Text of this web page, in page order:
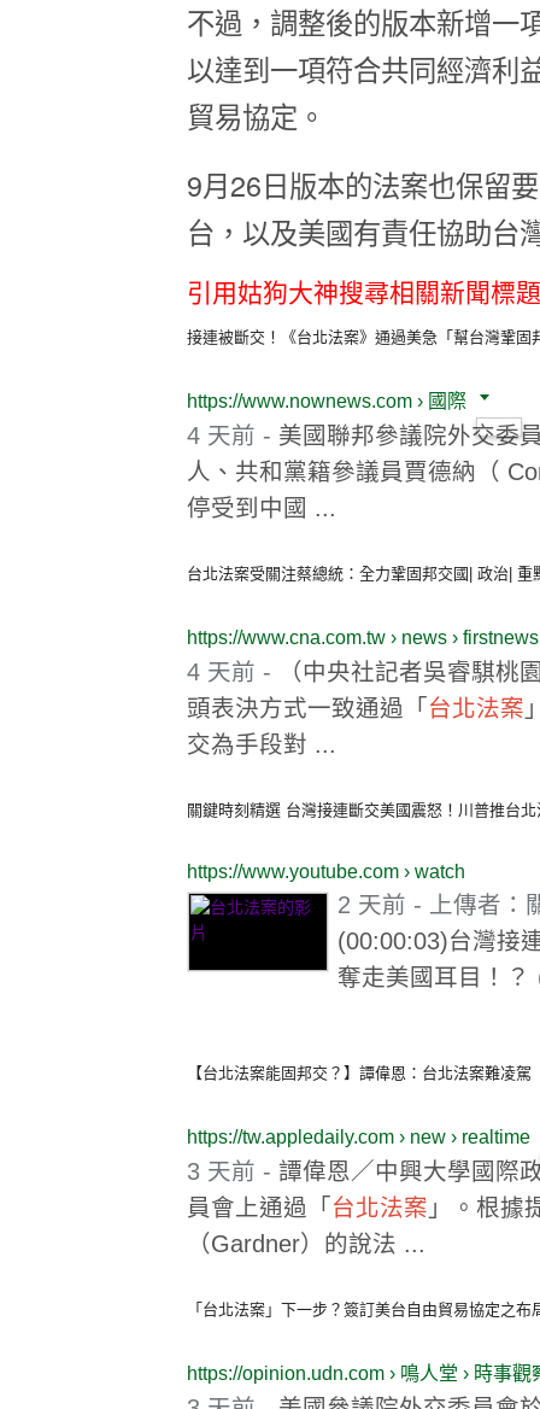
不過，調整後的版本新增一
以達到一項符合共同經濟利
貿易協定。
9月26日版本的法案也保留
台，以及美國有責任協助台
引用姑狗大神搜尋相關新聞標
接連被斷交！《台北法案》通過美急「幫台灣鞏固
https://www.nownews.com › 國際
4 天前 - 美國聯邦參議院外交委
人、共和黨籍參議員賈德納（
停受到中國 ...
台北法案受關注蔡總統：全力鞏固邦交國| 政治| 重
https://www.cna.com.tw › news › firstnews
4 天前 -
（中央社記者吳睿騏桃
頭表決方式一致通過「 台北法案
交為手段對 ...
關鍵時刻精選 台灣接連斷交美國震怒！川普推台
https://www.youtube.com › watch
2 天前 - 上傳者：
(00:00:03)台灣接
奪走美國耳目！
【台北法案能固邦交？】譚偉恩：台北法案難凌
https://tw.appledaily.com › new › realtime
3 天前 - 譚偉恩／中興大學國際
員會上通過「 台北法案 」。根據
（Gardner）的說法 ...
「台北法案」下一步？簽訂美台自由貿易協定之布
https://opinion.udn.com › 鳴人堂 › 時事觀